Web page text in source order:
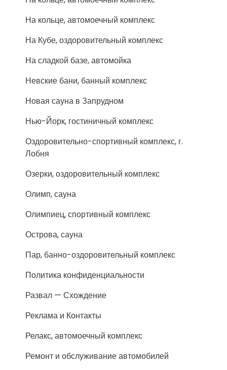
На кольце, автомоечный комплекс
На Кубе, оздоровительный комплекс
На сладкой базе, автомойка
Невские бани, банный комплекс
Новая сауна в Запрудном
Нью-Йорк, гостиничный комплекс
Оздоровительно-спортивный комплекс, г.
Лобня
Озерки, оздоровительный комплекс
Олимп, сауна
Олимпиец, спортивный комплекс
Острова, сауна
Пар, банно-оздоровительный комплекс
Политика конфиденциальности
Развал — Схождение
Реклама и Контакты
Релакс, автомоечный комплекс
Ремонт и обслуживание автомобилей